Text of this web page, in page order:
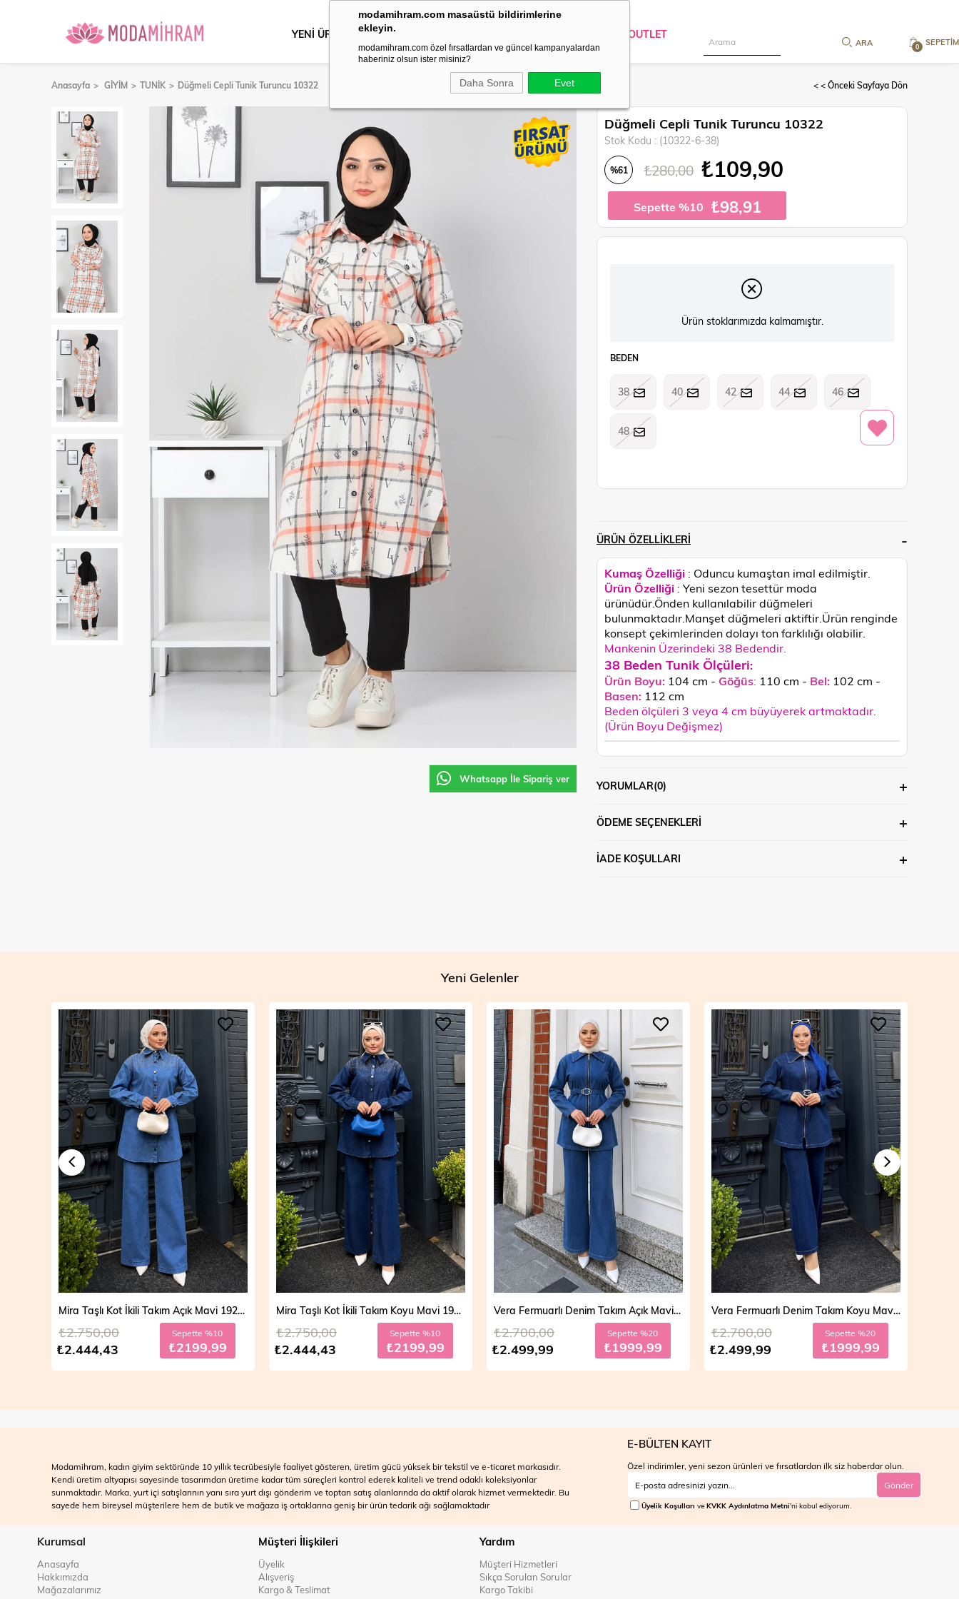
modamihram.com masaüstü bildirimlerine
ekleyin.
modamihram.com özel fırsatlardan ve güncel kampanyalardan
haberiniz olsun ister misiniz?
Daha Sonra Evet
SEPETIM
0
YENİ ÜRÜNLER DIŞ GİYİM OUTLET
Anasayfa GİYİM TUNİK Düğmeli Cepli Tunik Turuncu 10322 < < Önceki Sayfaya Dön
Whatsapp İle Sipariş ver
Düğmeli Cepli Tunik Turuncu 10322
Stok Kodu (10322-6-38)
%61 ₺280,00 ₺109,90
Sepette %10 ₺98,91
Ürün stoklarımızda kalmamıştır.
BEDEN
38 40 42 44 46
48
ÜRÜN ÖZELLIKLERI
Kumaş Özelliği : Oduncu kumaştan imal edilmiştir.
Ürün Özelliği : Yeni sezon tesettür moda
ürünüdür.Önden kullanılabilir düğmeleri
bulunmaktadır.Manşet düğmeleri aktiftir. Ürün renginde
konsept çekimlerinden dolayı ton farklılığı olabilir.
Mankenin Üzerindeki 38 Bedendir.
38 Beden Tunik Ölçüleri:
Ürün Boyu: 104 cm - Göğüs: 110 cm - Bel: 102 cm -
Basen: 112 cm
Beden ölçüleri 3 veya 4 cm büyüyerek artmaktadır.
(Ürün Boyu Değişmez)
YORUMLAR(0)
ÖDEME SEÇENEKLERI
İADE KOŞULLARI
Yeni Gelenler
Mira Taşlı Kot İkili Takım Koyu Mavi 19286
₺2.444,43
₺2.750,00 Sepette %10
₺2199,99
Vera Fermuarlı Denim Takım Açık Mavi 19298
₺2.499,99
₺2.700,00 Sepette %20
₺1999,99
Vera Fermuarlı Denim Takım Koyu Mavi 19298
₺2.499,99
₺2.700,00 Sepette %20
₺1999,99
Mila Çift Düğmeli Kot Trençkot Açık Mavi 19290
₺3.999,99
₺4.700,00 Sepette %30
₺2799,99
Modamihram, kadın giyim sektöründe 10 yıllık tecrübesiyle faaliyet gösteren, üretim gücü yüksek bir tekstil ve e-ticaret markasıdır.
Kendi üretim altyapısı sayesinde tasarımdan üretime kadar tüm süreçleri kontrol ederek kaliteli ve trend odaklı koleksiyonlar
sunmaktadır. Marka, yurt içi satışlarının yanı sıra yurt dışı gönderim ve toptan satış alanlarında da aktif olarak hizmet vermektedir. Bu
sayede hem bireysel müşterilere hem de butik ve mağaza iş ortaklarına geniş bir ürün tedarik ağı sağlamaktadır
E-BÜLTEN KAYIT
Özel indirimler, yeni sezon ürünleri ve fırsatlardan ilk siz haberdar olun.
Gönder
Üyelik Koşulları ve KVKK Aydınlatma Metni'ni kabul ediyorum.
Kurumsal
Anasayfa
Hakkımızda
Mağazalarımız
Müşteri İlişkileri
Üyelik
Alışveriş
Kargo & Teslimat
Yardım
Müşteri Hizmetleri
Sıkça Sorulan Sorular
Kargo Takibi